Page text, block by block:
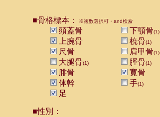
■骨格標本： ※複数選択可・and検索
頭蓋骨 下顎骨(1)
上腕骨 橈骨(1)
尺骨 肩甲骨(1)
大腿骨(1) 脛骨(1)
腓骨
寛骨
体幹
手(1)
足
■性別：